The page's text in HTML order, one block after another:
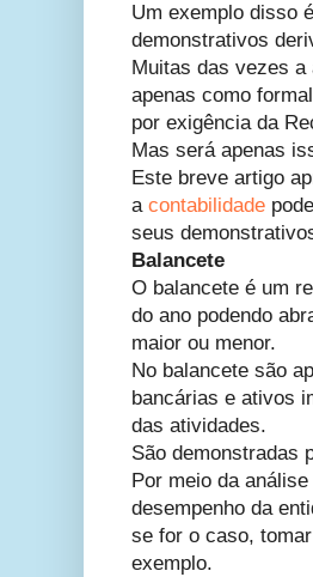
Um exemplo disso
demonstrativos
Muitas das vezes a
apenas como
por exigência da
Mas será apenas
Este breve artigo
a contabilidade
seus
Balancete
O balancete é um
do ano podendo
maior ou menor.
No balancete são
bancárias e ativos
das atividades.
São demonstradas
Por meio da
desempenho da
se for o caso,
exemplo.